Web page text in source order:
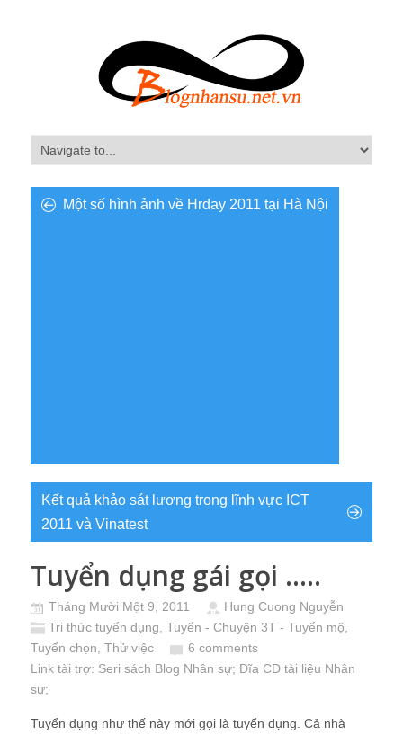
Một số hình ảnh về Hrday 2011 tại Hà Nội
Kết quả khảo sát lương trong lĩnh vực ICT
2011 và Vinatest
Tuyển dụng gái gọi …..
Tháng Mười Một 9, 2011
Hung Cuong Nguyễn
Tri thức tuyển dụng Tuyển - Chuyện 3T - Tuyển mộ,
Tuyển chọn, Thử việc
6 comments
Link tài trợ: Seri sách Blog Nhân sự; Đĩa CD tài liệu Nhân
sự;
Tuyển dụng như thế này mới gọi là tuyển dụng. Cả nhà